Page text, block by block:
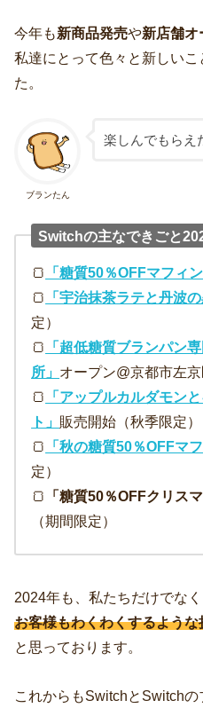
今年も新商品発売や新店舗オ
私達にとって色々と新しい
た。
ブランたん
楽しんでもらえ
Switchの主なできごと
🍞 「糖質50％OFFマフィン
🍞
「宇治抹茶ラテと丹波の
定）
🍞
「超低糖質ブランパン
所」 オープン@京都市左
🍞
「アップルカルダモン
ト」 販売開始（秋季限定）
🍞
「秋の糖質50％OFFマフ
定）
🍞
「糖質50％OFFクリス
（期間限定）
2024年も、私たちだけでなく
お客様もわくわくするような
と思っております。
これからもSwitchとSwitch